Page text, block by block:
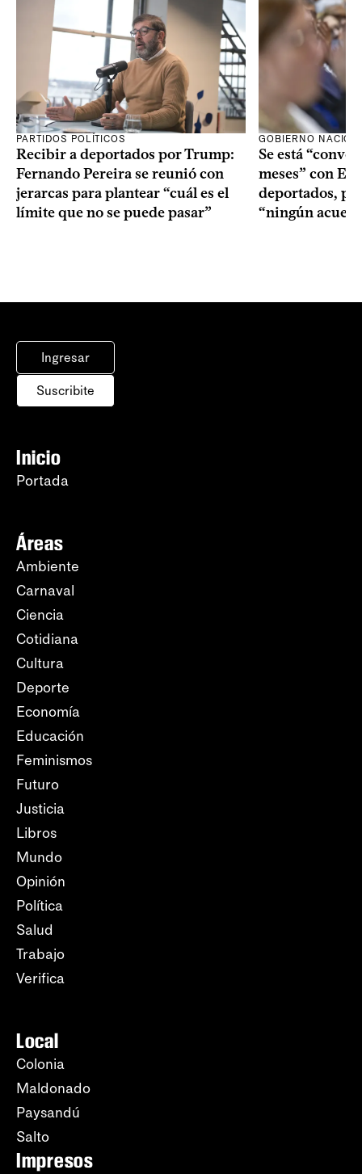
PARTIDOS POLÍTICOS
Recibir a deportados por Trump:
Fernando Pereira se reunió con
jerarcas para plantear “cuál es el
límite que no se puede pasar”
GOBIERNO
Se está
meses” con
deportados,
“ningún
Ingresar
Suscribite
Inicio
Portada
Áreas
Ambiente
Carnaval
Ciencia
Cotidiana
Cultura
Deporte
Economía
Educación
Feminismos
Futuro
Justicia
Libros
Mundo
Opinión
Política
Salud
Trabajo
Verifica
Local
Colonia
Maldonado
Paysandú
Salto
Impresos